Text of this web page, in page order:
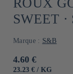
ROUX
SWEET
Marque : S&B
Usual
price
4.60 €
UNIT
23.23 € / BY
KG